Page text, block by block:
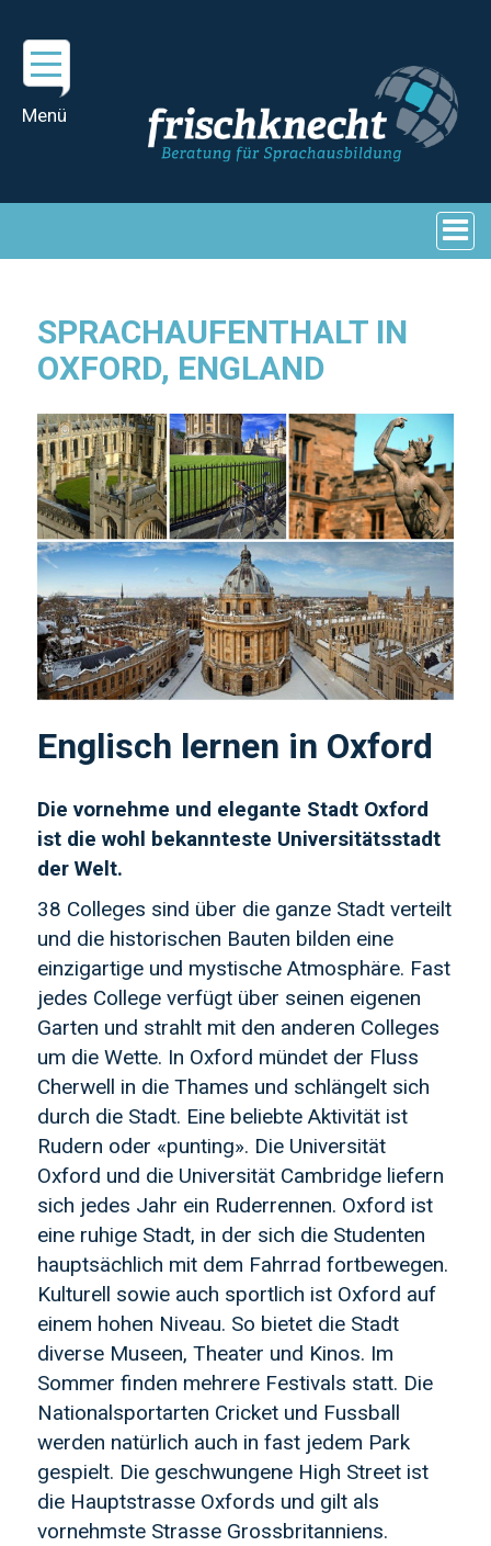
SPRACHAUFENTHALT IN
OXFORD, ENGLAND
Englisch lernen in Oxford
Die vornehme und elegante Stadt Oxford
ist die wohl bekannteste Universitätsstadt
der Welt.
38 Colleges sind über die ganze Stadt verteilt
und die historischen Bauten bilden eine
einzigartige und mystische Atmosphäre. Fast
jedes College verfügt über seinen eigenen
Garten und strahlt mit den anderen Colleges
um die Wette. In Oxford mündet der Fluss
Cherwell in die Thames und schlängelt sich
durch die Stadt. Eine beliebte Aktivität ist
Rudern oder «punting». Die Universität
Oxford und die Universität Cambridge liefern
sich jedes Jahr ein Ruderrennen. Oxford ist
eine ruhige Stadt, in der sich die Studenten
hauptsächlich mit dem Fahrrad fortbewegen.
Kulturell sowie auch sportlich ist Oxford auf
einem hohen Niveau. So bietet die Stadt
diverse Museen, Theater und Kinos. Im
Sommer finden mehrere Festivals statt. Die
Nationalsportarten Cricket und Fussball
werden natürlich auch in fast jedem Park
gespielt. Die geschwungene High Street ist
die Hauptstrasse Oxfords und gilt als
vornehmste Strasse Grossbritanniens.